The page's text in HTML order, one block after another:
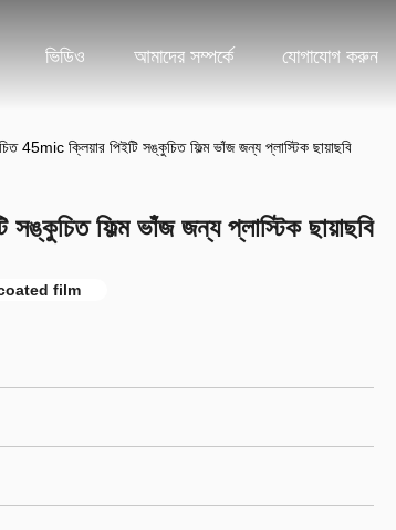
ভিডিও আমাদের সম্পর্কে যোগাযোগ করুন
45mic ক্লিয়ার পিইটি সঙ্কুচিত ফিল্ম ভাঁজ জন্য প্লাস্টিক ছায়াছবি
ফিল্ম ভাঁজ জন্য প্লাস্টিক ছায়াছবি
film